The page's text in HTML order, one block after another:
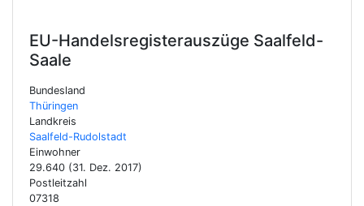
EU-Handelsregisterauszüge Saalfeld-
Saale
Bundesland
Thüringen
Landkreis
Saalfeld-Rudolstadt
Einwohner
29.640 (31. Dez. 2017)
Postleitzahl
07318